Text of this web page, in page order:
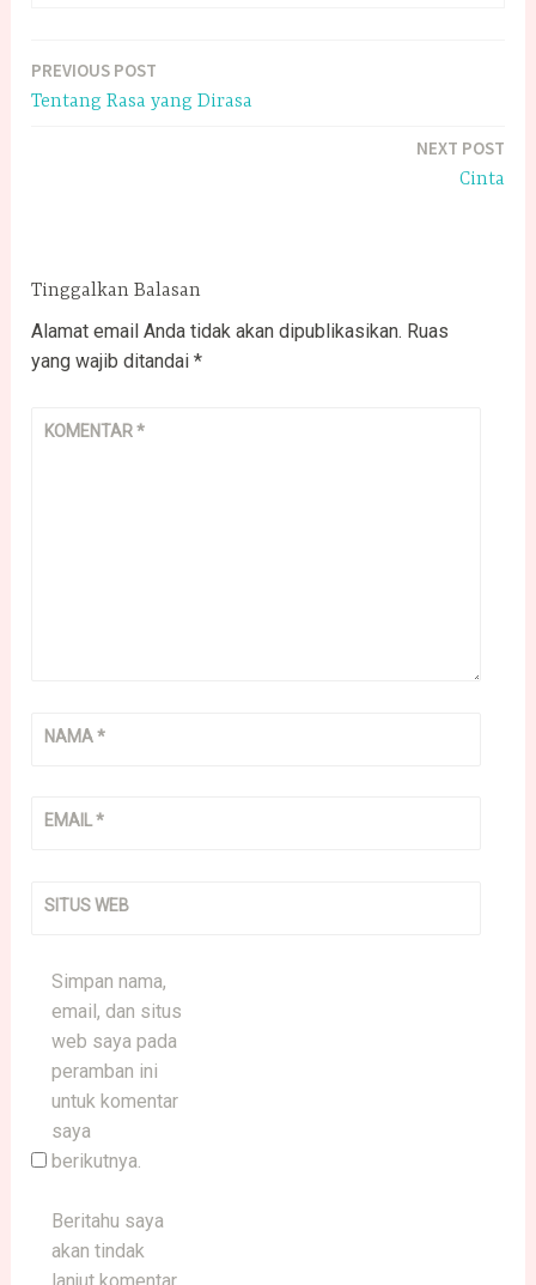
Navigasi
PREVIOUS POST
Tentang Rasa yang Dirasa
NEXT POST
Cinta
Tinggalkan Balasan
Alamat email Anda tidak akan dipublikasikan. Ruas
yang wajib ditandai*
KOMENTAR*
NAMA*
EMAIL*
SITUS WEB
Simpan nama,
email, dan situs
web saya pada
peramban ini
untuk komentar
saya
berikutnya.
Beritahu saya
akan tindak